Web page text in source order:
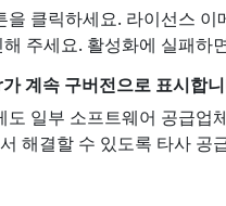
클릭하세요. 라이선스
주세요. 활성화에 실패하
계속 구버전으로 표시합
일부 소프트웨어 공급
해결할 수 있도록 타사 공